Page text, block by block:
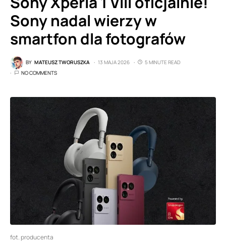
Sony nadal wierzy w
smartfon dla fotografów
BY MATEUSZ TWORUSZKA 13 MAJA 2026
5 MINUTE READ
NO COMMENTS
fot. producenta